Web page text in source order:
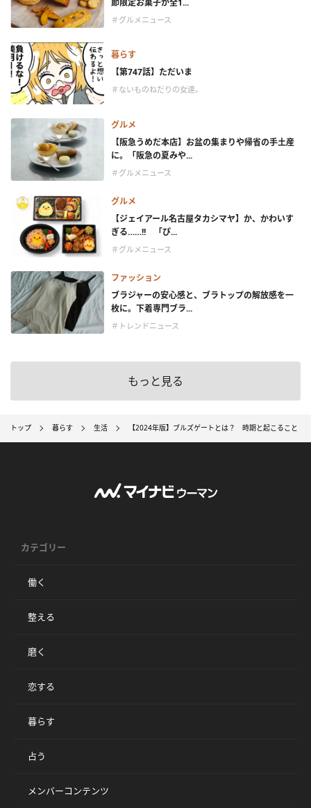
＃グルメニュース
暮らす
【第747話】ただいま
＃ないものねだりの女達。
グルメ
【阪急うめだ本店】お盆の集まりや帰省の手土産
に。「阪急の夏みや...
＃グルメニュース
グルメ
【ジェイアール名古屋タカシマヤ】か、かわいす
ぎる……!! 「ぴ...
＃グルメニュース
ファッション
ブラジャーの安心感と、ブラトップの解放感を一
枚に。下着専門ブラ...
＃トレンドニュース
もっと見る
トップ 暮らす 生活 【2024年版】ブルズゲートとは？ 時期と起こること・
カテゴリー
働く
整える
磨く
恋する
暮らす
占う
メンバーコンテンツ